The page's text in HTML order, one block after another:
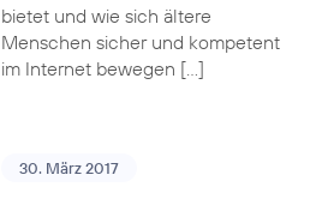
bietet und wie sich ältere
Menschen sicher und kompetent
im Internet bewegen […]
30. März 2017